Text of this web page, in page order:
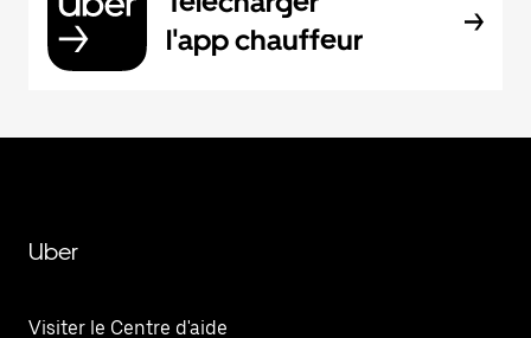
l'app chauffeur
Uber
Visiter le Centre d'aide